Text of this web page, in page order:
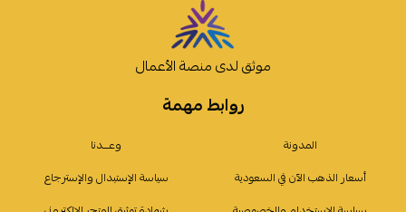
روابط مهمة
المدونة
وعـــدنا
أسعار الذهب الآن في السعودية
سياسة الإستبدال والإسترجاع
موثق لدى منصة الأعمال